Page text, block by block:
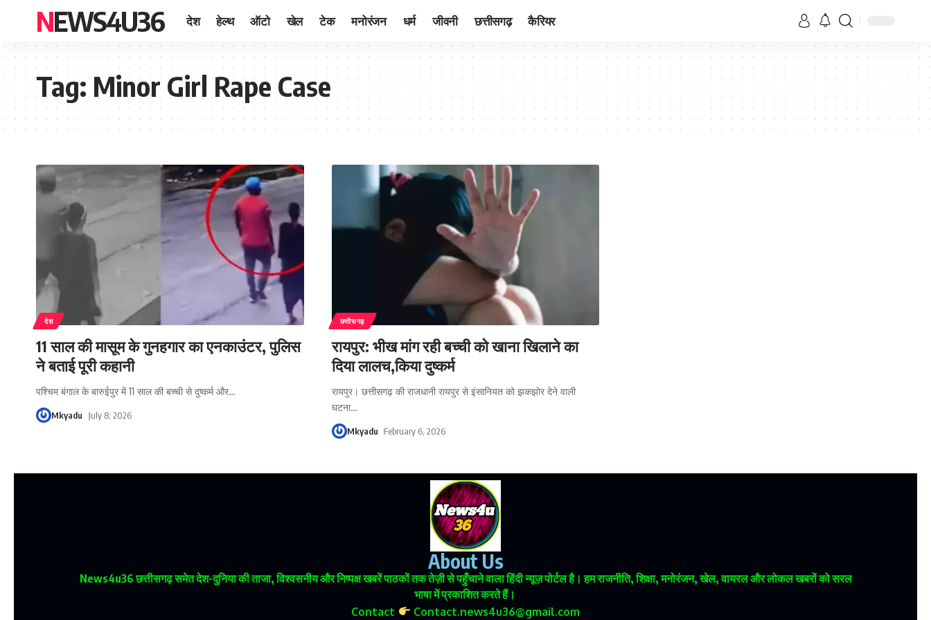
NEWS4U36 देश हेल्थ ऑटो खेल टेक मनोरंजन धर्म जीवनी छत्तीसगढ़ कैरियर
Tag:Minor Girl Rape Case
देश
11 साल की मासूम के गुनहगार का एनकाउंटर, पुलिस
ने बताई पूरी कहानी
पश्चिम बंगाल के बारुईपुर में 11 साल की बच्ची से दुष्कर्म और…
Mkyadu July 8, 2026
छत्तीसगढ़
रायपुर: भीख मांग रही बच्ची को खाना खिलाने का
दिया लालच,किया दुष्कर्म
रायपुर। छत्तीसगढ़ की राजधानी रायपुर से इंसानियत को झकझोर देने वाली
घटना…
Mkyadu February 6, 2026
About Us
News4u36छत्तीसगढ़ समेत देश-दुनिया की ताजा, विश्वसनीय और निष्पक्ष खबरें पाठकों तक तेज़ी से पहुँचाने वाला हिंदी न्यूज़ पोर्टल है। हम राजनीति, शिक्षा, मनोरंजन, खेल, वायरल और लोकल खबरों को सरल
भाषा में प्रकाशित करते हैं।
Contact
Contact.news4u36@gmail.com